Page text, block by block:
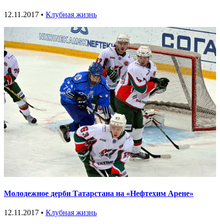
12.11.2017 • Клубная жизнь
Молодежное дерби Татарстана на «Нефтехим Арене»
12.11.2017 • Клубная жизнь